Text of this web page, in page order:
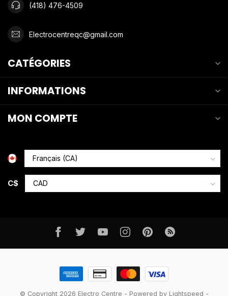
(418) 476-4509
Electrocentreqc@gmail.com
CATÉGORIES
INFORMATIONS
MON COMPTE
C$
© Copyright 2026 Electro Centre - Powered by Lightspeed -